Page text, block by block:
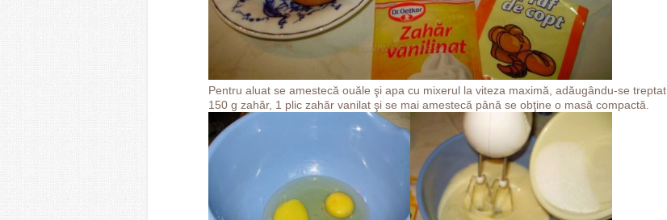
Pentru aluat se amestecă ouăle şi apa cu mixerul la viteza maximă, adăugându-se treptat
150 g zahăr, 1 plic zahăr vanilat şi se mai amestecă până se obţine o masă compactă.